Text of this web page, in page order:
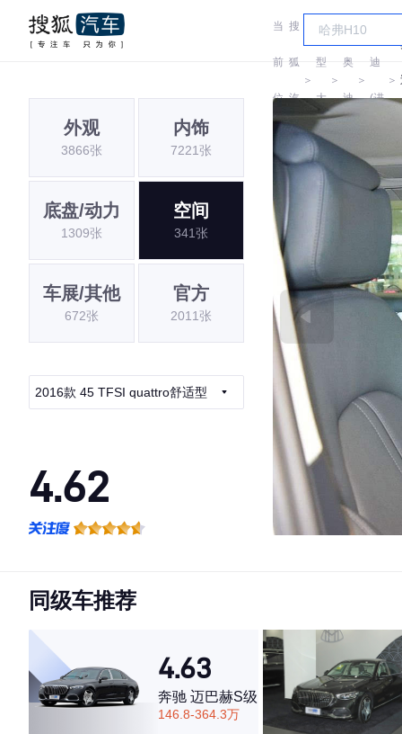
当
前
位
置:
搜
狐
汽
车
＞
车
型
大
全
＞
奥
迪
＞
迪
(进
＞
外观
3866张
内饰
7221张
底盘/动力
1309张
空间
341张
车展/其他
672张
官方
2011张
2016款 45 TFSI quattro舒适型
4.62
·空间表现一般，低于55%同级车
同级车推荐
4.63
奔驰 迈巴赫S级
146.8-364.3万